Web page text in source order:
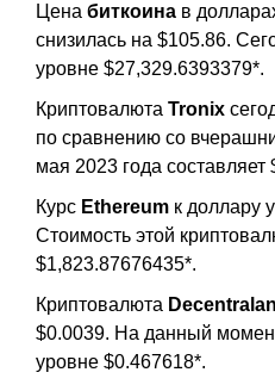
Цена биткоина в
снизилась на $105.86.
уровне $27,329.6393379*.
Криптовалюта Tronix
по сравнению со
мая 2023 года составляет
Курс Ethereum к доллару
Стоимость этой
$1,823.87676435*.
Криптовалюта
$0.0039. На данный
уровне $0.467618*.